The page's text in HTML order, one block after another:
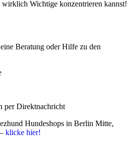
Wichtige konzentrieren kannst!
Beratung oder Hilfe zu den
per Direktnachricht
Hundeshops in Berlin Mitte,
klicke hier!